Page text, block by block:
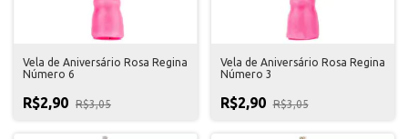
Vela de Aniversário Rosa Regina
Número 6
R$2,90 R$3,05
Vela de Aniversário Rosa Regina
Número 3
R$2,90 R$3,05